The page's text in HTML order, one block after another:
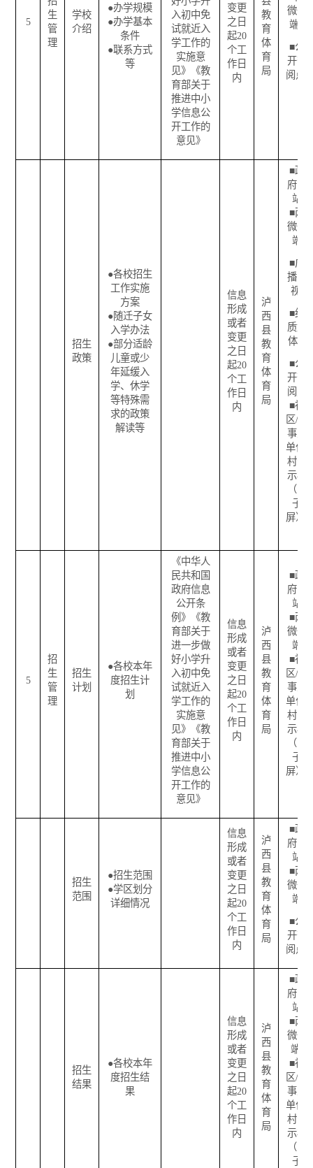
5
生
管
理
学校
介绍
●办学规模
●办学基本
条件
●联系方式
等
入初中免
试就近入
学工作的
实施意
见》《教
育部关于
推进中小
学信息公
开工作的
意见》
变更
之日
起20
个工
作日
内
教
育
体
育
局
微一
端
■公
开查
阅点
招生
政策
●各校招生
工作实施
方案
●随迁子女
入学办法
●部分适龄
儿童或少
年延缓入
学、休学
等特殊需
求的政策
解读等
信息
形成
或者
变更
之日
起20
个工
作日
内
泸
西
县
教
育
体
育
局
■政
府网
站
■两
微一
端
■广
播电
视
■纸
质媒
体
■公
开查
阅点
■社
区/
事业
单位
村公
示栏
（电
子
屏）
5
招
生
管
理
招生
计划
●各校本年
度招生计
划
《中华人
民共和国
政府信息
公开条
例》《教
育部关于
进一步做
好小学升
入初中免
试就近入
学工作的
实施意
见》《教
育部关于
推进中小
学信息公
开工作的
意见》
信息
形成
或者
变更
之日
起20
个工
作日
内
泸
西
县
教
育
体
育
局
■政
府网
站
■两
微一
端
■社
区/
事业
单位
村公
示栏
（电
子
屏）
招生
范围
●招生范围
●学区划分
详细情况
信息
形成
或者
变更
之日
起20
个工
作日
内
泸
西
县
教
育
体
育
局
■政
府网
站
■两
微一
端
■公
开查
阅点
招生
结果
●各校本年
度招生结
果
信息
形成
或者
变更
之日
起20
个工
作日
内
泸
西
县
教
育
体
育
局
■政
府网
站
■两
微一
端
■社
区/
事业
单位
村公
示栏
（电
子